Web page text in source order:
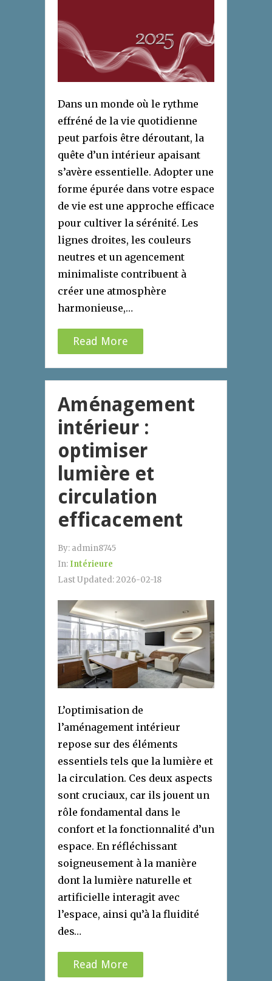
Dans un monde où le rythme
effréné de la vie quotidienne
peut parfois être déroutant, la
quête d’un intérieur apaisant
s’avère essentielle. Adopter une
forme épurée dans votre espace
de vie est une approche efficace
pour cultiver la sérénité. Les
lignes droites, les couleurs
neutres et un agencement
minimaliste contribuent à
créer une atmosphère
harmonieuse,…
Read More
Aménagement
intérieur :
optimiser
lumière et
circulation
efficacement
By: admin8745
In: Intérieure
Last Updated:2026-02-18
L’optimisation de
l’aménagement intérieur
repose sur des éléments
essentiels tels que la lumière et
la circulation. Ces deux aspects
sont cruciaux, car ils jouent un
rôle fondamental dans le
confort et la fonctionnalité d’un
espace. En réfléchissant
soigneusement à la manière
dont la lumière naturelle et
artificielle interagit avec
l’espace, ainsi qu’à la fluidité
des…
Read More